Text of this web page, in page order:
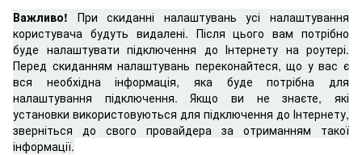
Важливо! При скиданні налаштувань усі налаштування
користувача будуть видалені. Після цього вам потрібно
буде налаштувати підключення до Інтернету на роутері.
Перед скиданням налаштувань переконайтеся, що у вас є
вся необхідна інформація, яка буде потрібна для
налаштування підключення. Якщо ви не знаєте, які
установки використовуються для підключення до Інтернету,
зверніться до свого провайдера за отриманням такої
інформації.